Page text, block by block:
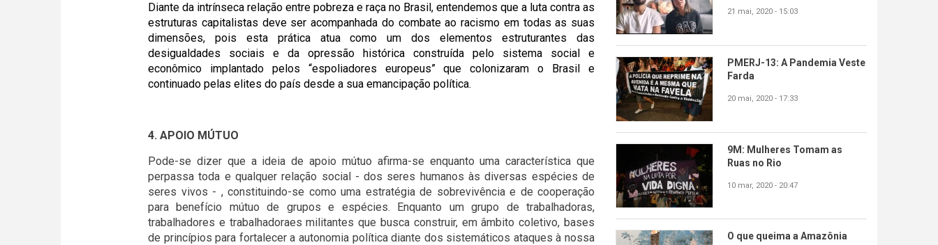
Diante da intrínseca relação entre pobreza e raça no Brasil, entendemos que a luta contra as
estruturas capitalistas deve ser acompanhada do combate ao racismo em todas as suas
dimensões, pois esta prática atua como um dos elementos estruturantes das
desigualdades sociais e da opressão histórica construída pelo sistema social e
econômico implantado pelos “espoliadores europeus” que colonizaram o Brasil e
continuado pelas elites do país desde a sua emancipação política.
4. APOIO MÚTUO
Pode-se dizer que a ideia de apoio mútuo afirma-se enquanto uma característica que
perpassa toda e qualquer relação social - dos seres humanos às diversas espécies de
seres vivos - , constituindo-se como uma estratégia de sobrevivência e de cooperação
para benefício mútuo de grupos e espécies. Enquanto um grupo de trabalhadoras,
trabalhadores e trabalhadoraes militantes que busca construir, em âmbito coletivo, bases
de princípios para fortalecer a autonomia política diante dos sistemáticos ataques à nossa
21 mai, 2020 - 15:03
PMERJ-13: A Pandemia Veste
Farda
20 mai, 2020 - 17:33
9M: Mulheres Tomam as
Ruas no Rio
10 mar, 2020 - 20:47
O que queima a Amazônia